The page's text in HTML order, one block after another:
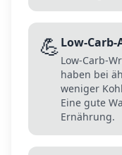
💪Low-
Low-Carb-
haben bei
weniger
Eine gute
Ernährung.